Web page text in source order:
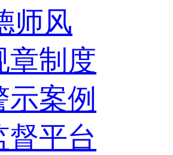
师风
章制度
示案例
督平台